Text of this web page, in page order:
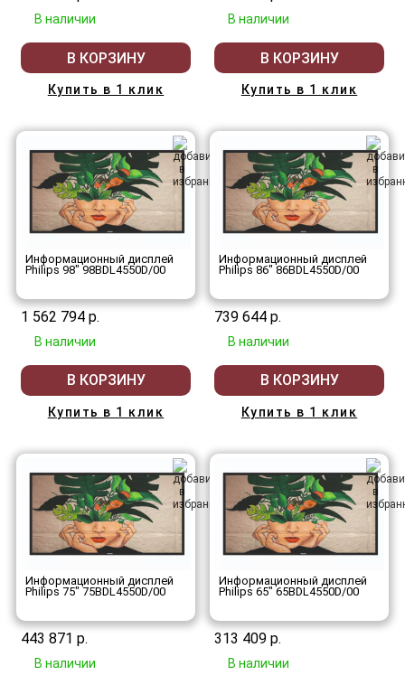
В наличии
В КОРЗИНУ
Купить в 1 клик
В наличии
В КОРЗИНУ
Купить в 1 клик
Информационный дисплей
Philips 98" 98BDL4550D/00
1 562 794 р.
В наличии
В КОРЗИНУ
Купить в 1 клик
Информационный дисплей
Philips 86" 86BDL4550D/00
739 644 р.
В наличии
В КОРЗИНУ
Купить в 1 клик
Информационный дисплей
Philips 75" 75BDL4550D/00
443 871 р.
В наличии
Информационный дисплей
Philips 65" 65BDL4550D/00
313 409 р.
В наличии